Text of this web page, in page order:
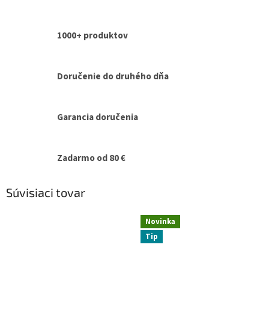
1000+ produktov
Doručenie do druhého dňa
Garancia doručenia
Zadarmo od 80 €
Súvisiaci tovar
Novinka
Tip